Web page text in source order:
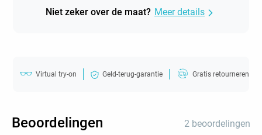
Niet zeker over de maat? Meer details
Virtual try-on Geld-terug-garantie Gratis retourneren
Beoordelingen 2 beoordelingen